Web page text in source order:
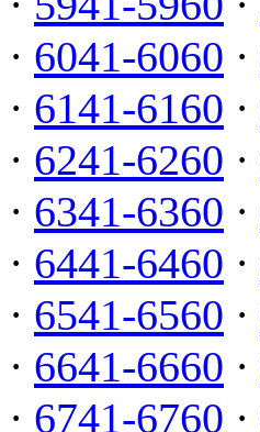
· 6041-6060 ·
· 6141-6160 ·
· 6241-6260 ·
· 6341-6360 ·
· 6441-6460 ·
· 6541-6560 ·
· 6641-6660 ·
· 6741-6760 ·